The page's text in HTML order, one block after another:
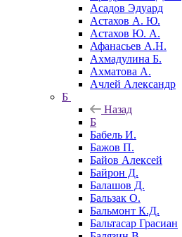
Асадов Эдуард
Астахов А. Ю.
Астахов Ю. А.
Афанасьев А.Н.
Ахмадулина Б.
Ахматова А.
Ачлей Александр
Б
Назад
Б
Бабель И.
Бажов П.
Байов Алексей
Байрон Д.
Балашов Д.
Бальзак О.
Бальмонт К.Д.
Бальтасар Грасиан